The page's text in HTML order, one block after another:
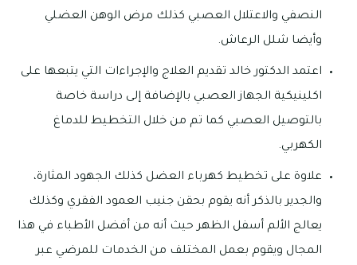
النصفي والاعتلال العصبي كذلك مرض الوهن العضلي
وأيضا شلل الرعاش.
اعتمد الدكتور خالد تقديم العلاج والإجراءات التي يتبعها على
اكلينيكية الجهاز العصبي بالإضافة إلى دراسة خاصة
بالتوصيل العصبي كما تم من خلال التخطيط للدماغ
الكهربي.
علاوة على تخطيط كهرباء العضل كذلك الجهود المثارة،
والجدير بالذكر أنه يقوم بحقن جنيب العمود الفقري وكذلك
يعالج الألم أسفل الظهر حيث أنه من أفضل الأطباء في هذا
المجال ويقوم بعمل المختلف من الخدمات للمرضي عبر